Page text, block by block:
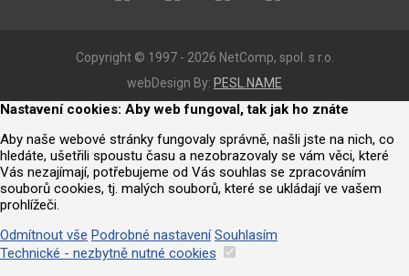
Copyright © 1997 - 2026 NetComp, spol. s r.o.
webDesign By: PESL.NAME
Nastavení cookies: Aby web fungoval, tak jak ho znáte
Aby naše webové stránky fungovaly správně, našli jste na nich, co
hledáte, ušetřili spoustu času a nezobrazovaly se vám věci, které
Vás nezajímají, potřebujeme od Vás souhlas se zpracováním
souborů cookies, tj. malých souborů, které se ukládají ve vašem
prohlížeči.
Odmítnout vše Podrobné nastavení Souhlasím
Technické - nezbytně nutné cookies